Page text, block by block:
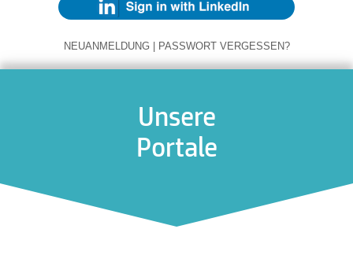
NEUANMELDUNG | PASSWORT VERGESSEN?
Unsere
Portale